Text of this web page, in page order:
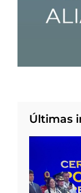
Últimas